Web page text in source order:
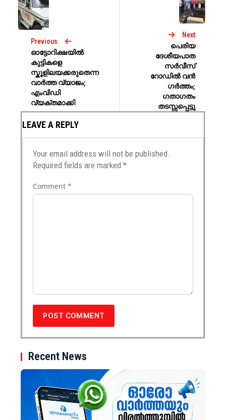
Previous
ഓട്ടോറിക്ഷയിൽ
കുട്ടികളെ
സ്കൂളിലയക്കരുതെന്ന
വാർത്ത വ്യാജം;
എംവിഡി
വ്യക്തമാക്കി
Next
പെരിയ
ദേശീയപാത
സർവീസ്
റോഡിൽ വൻ
ഗർത്തം;
ഗതാഗതം
തടസ്സപ്പെട്ടു
LEAVE A REPLY
Your email address will not be published.
Required fields are marked*
Comment*
Recent News